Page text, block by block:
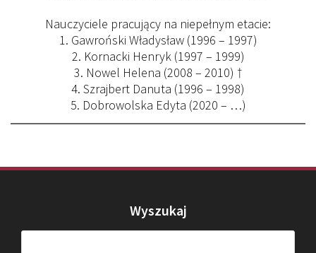
Nauczyciele pracujący na niepełnym etacie:
1. Gawroński Władysław (1996 – 1997)
2. Kornacki Henryk (1997 – 1999)
3. Nowel Helena (2008 – 2010) †
4. Szrajbert Danuta (1996 – 1998)
5. Dobrowolska Edyta (2020 – …)
Wyszukaj